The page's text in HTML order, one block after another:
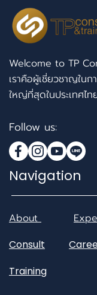
Welcome to TP
เราคือผู้เชี่ยวชาญใน
ใหญ่ที่สุดในประเทศไท
Follow us:
About
Consult
Training